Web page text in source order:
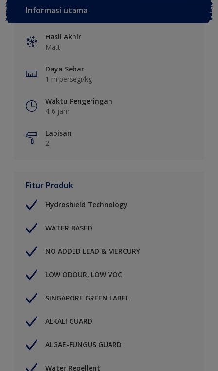
Informasi utama
Hasil Akhir
Matt
Daya Sebar
1 m persegi/kg
Waktu Pengeringan
4-6 jam
Lapisan
2
Fitur Produk
Hydroshield Technology
WATER BASED
NO ADDED LEAD & MERCURY
LOW ODOUR, LOW VOC
SINGAPORE GREEN LABEL
ALKALI GUARD
ALGAE-FUNGUS GUARD
Water Repellent